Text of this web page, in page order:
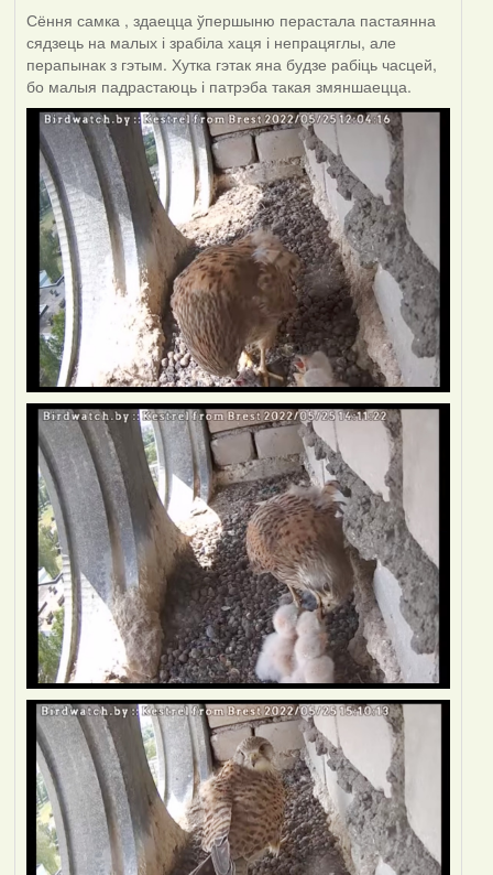
Сёння самка , здаецца ўпершыню перастала пастаянна
сядзець на малых і зрабіла хаця і непрацяглы, але
перапынак з гэтым. Хутка гэтак яна будзе рабіць часцей,
бо малыя падрастаюць і патрэба такая змяншаецца.